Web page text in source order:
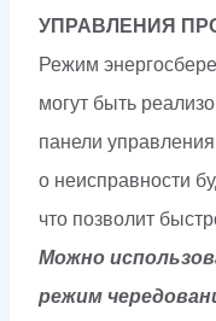
УПРАВЛЕНИЯ
Режим
могут быть
панели
о неисправности
что позволит
Можно
режим